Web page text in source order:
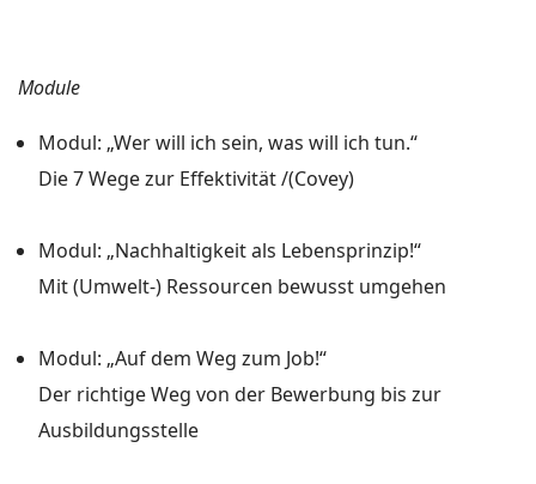
Module
Modul: „Wer will ich sein, was will ich tun.“
Die 7 Wege zur Effektivität /(Covey)
Modul: „Nachhaltigkeit als Lebensprinzip!“
Mit (Umwelt-) Ressourcen bewusst umgehen
Modul: „Auf dem Weg zum Job!“
Der richtige Weg von der Bewerbung bis zur
Ausbildungsstelle